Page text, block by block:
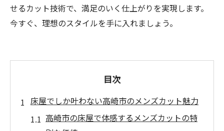
せるカット技術で、満足のいく仕上がりを実現します。
今すぐ、理想のスタイルを手に入れましょう。
目次
床屋でしか叶わない高崎市のメンズカット魅力
高崎市の床屋で体感するメンズカットの特